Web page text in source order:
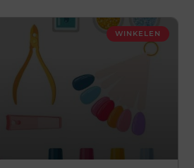
WINKELEN